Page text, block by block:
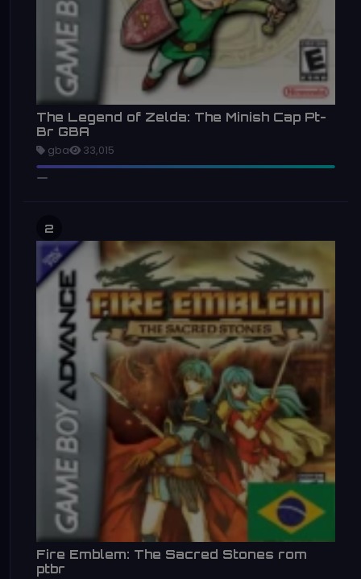
The Legend of Zelda: The Minish Cap Pt-
Br GBA
gba 33,015
2
Fire Emblem: The Sacred Stones rom
ptbr